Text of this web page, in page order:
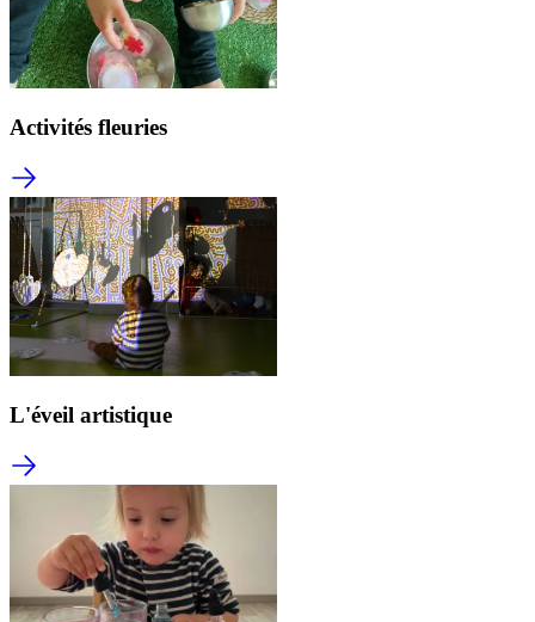
Activités fleuries
L'éveil artistique